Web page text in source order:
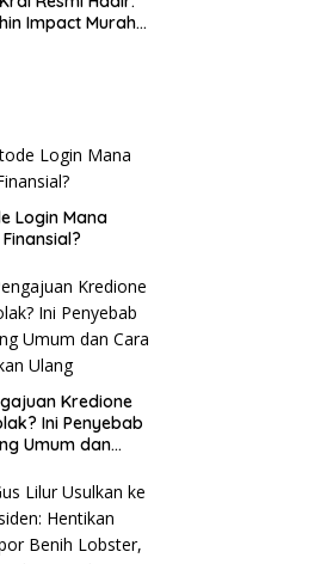
Impact Murah
Login Mana
Kredione
Ini Penyebab
Umum dan